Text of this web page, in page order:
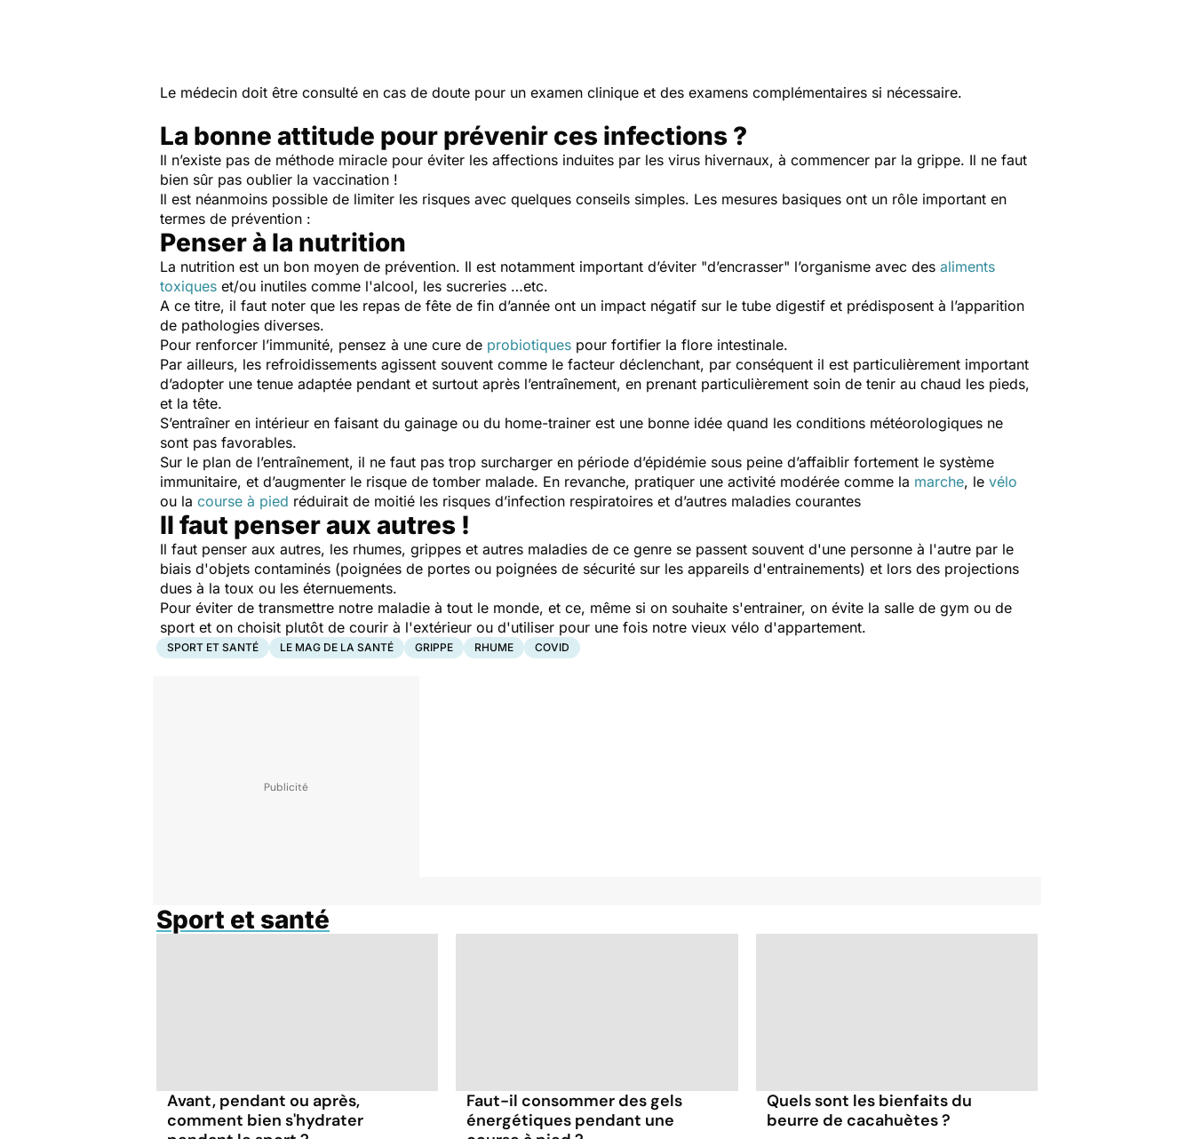
Le médecin doit être consulté en cas de doute pour un examen clinique et des examens complémentaires si nécessaire.
La bonne attitude pour prévenir ces infections ?
Il n’existe pas de méthode miracle pour éviter les affections induites par les virus hivernaux, à commencer par la grippe. Il ne faut
bien sûr pas oublier la vaccination !
Il est néanmoins possible de limiter les risques avec quelques conseils simples. Les mesures basiques ont un rôle important en
termes de prévention :
Penser à la nutrition
La nutrition est un bon moyen de prévention. Il est notamment important d’éviter "d’encrasser" l’organisme avec des aliments
toxiques et/ou inutiles comme l'alcool, les sucreries …etc.
A ce titre, il faut noter que les repas de fête de fin d’année ont un impact négatif sur le tube digestif et prédisposent à l’apparition
de pathologies diverses.
Pour renforcer l’immunité, pensez à une cure de probiotiques pour fortifier la flore intestinale.
Par ailleurs, les refroidissements agissent souvent comme le facteur déclenchant, par conséquent il est particulièrement important
d’adopter une tenue adaptée pendant et surtout après l’entraînement, en prenant particulièrement soin de tenir au chaud les pieds,
et la tête.
S’entraîner en intérieur en faisant du gainage ou du home-trainer est une bonne idée quand les conditions météorologiques ne
sont pas favorables.
Sur le plan de l’entraînement, il ne faut pas trop surcharger en période d’épidémie sous peine d’affaiblir fortement le système
immunitaire, et d’augmenter le risque de tomber malade. En revanche, pratiquer une activité modérée comme la marche, le vélo
ou la course à pied réduirait de moitié les risques d’infection respiratoires et d’autres maladies courantes
Il faut penser aux autres !
Il faut penser aux autres, les rhumes, grippes et autres maladies de ce genre se passent souvent d'une personne à l'autre par le
biais d'objets contaminés (poignées de portes ou poignées de sécurité sur les appareils d'entrainements) et lors des projections
dues à la toux ou les éternuements.
Pour éviter de transmettre notre maladie à tout le monde, et ce, même si on souhaite s'entrainer, on évite la salle de gym ou de
sport et on choisit plutôt de courir à l'extérieur ou d'utiliser pour une fois notre vieux vélo d'appartement.
SPORT ET SANTÉ LE MAG DE LA SANTÉ GRIPPE RHUME COVID
Sport et santé
Avant, pendant ou après,
comment bien s'hydrater
Faut-il consommer des gels
énergétiques pendant une
Quels sont les bienfaits du
beurre de cacahuètes ?